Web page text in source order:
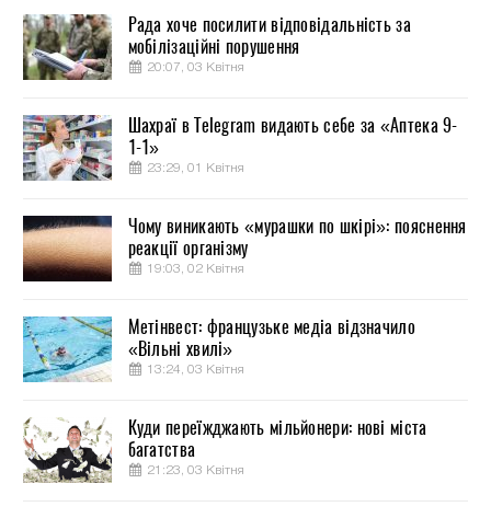
Рада хоче посилити відповідальність за
мобілізаційні порушення
20:07, 03 Квітня
Шахраї в Telegram видають себе за «Аптека 9-
1-1»
23:29, 01 Квітня
Чому виникають «мурашки по шкірі»: пояснення
реакції організму
19:03, 02 Квітня
Метінвест: французьке медіа відзначило
«Вільні хвилі»
13:24, 03 Квітня
Куди переїжджають мільйонери: нові міста
багатства
21:23, 03 Квітня